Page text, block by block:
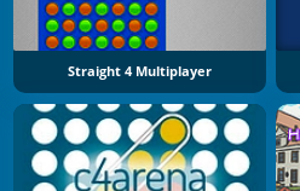
Straight 4 Multiplayer